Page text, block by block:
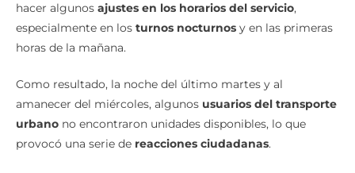
hacer algunos ajustes en los horarios del servicio,
especialmente en los turnos nocturnos y en las primeras
horas de la mañana.
Como resultado, la noche del último martes y al
amanecer del miércoles, algunos usuarios del transporte
urbano no encontraron unidades disponibles, lo que
provocó una serie de reacciones ciudadanas.